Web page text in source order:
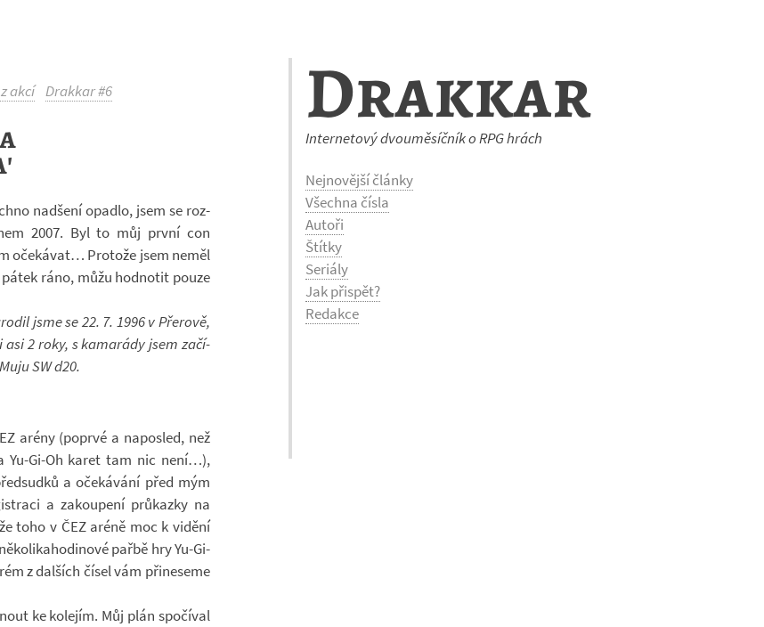
Drakkar
Internetový dvouměsíčník o RPG hrách
Nejnovější články
Všechna čísla
Autoři
Štítky
Seriály
Jak přispět?
Redakce
akcí Drakkar #6
nad­šení opadlo, jsem se roz­
2007. Byl to můj první con
oče­ká­vat… Pro­tože jsem neměl
ráno, můžu hod­no­tit pouze
jsme se 22. 7. 1996 v Pře­rově,
asi 2 roky, s ka­ma­rády jsem za­čí­
SW d20.
arény (po­prvé a na­po­sled, než
Yu-​Gi-Oh karet tam nic není…),
a oče­ká­vání před mým
a za­kou­pení prů­kazky na
toho v ČEZ aréně moc k vi­dění
pařbě hry Yu-​Gi-
z dal­ších čísel vám při­ne­seme
ke ko­le­jím. Můj plán spo­čí­val